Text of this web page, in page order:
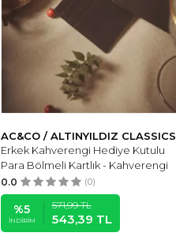
AC&CO / ALTINYILDIZ CLASSICS
Erkek Kahverengi Hediye Kutulu
Para Bölmeli Kartlık - Kahverengi
0.0 (0)
%5
İNDIRIM
571,99TL
543,39 TL